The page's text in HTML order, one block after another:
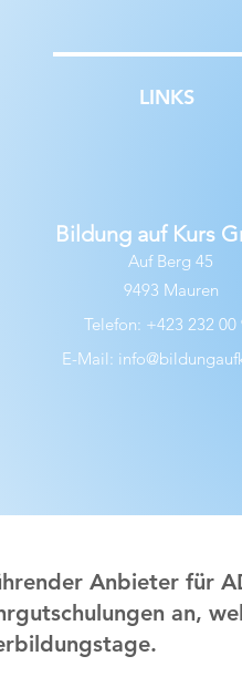
LINKS
Bildung auf Kurs
Auf Berg 45
9493 Mauren
Telefon: +423 232 00
E-Mail:
Anbieter für
an,